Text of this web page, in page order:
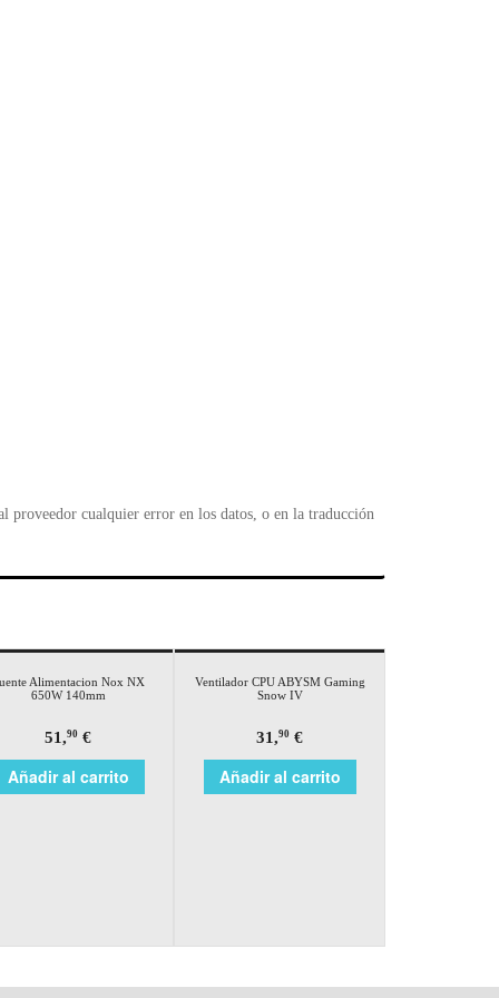
proveedor cualquier error en los datos, o en la traducción
Alimentacion Nox NX
650W 140mm
51,90 €
Añadir al carrito
Ventilador CPU ABYSM Gaming
Snow IV
31,90 €
Añadir al carrito